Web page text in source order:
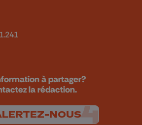
à partager?
la rédaction.
NOUS